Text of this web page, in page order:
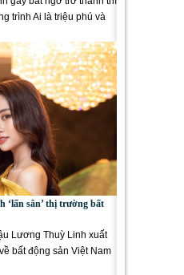
trình Ai là triệu phú và
‘lấn sân’ thị trường bất
Lương Thuỳ Linh xuất
bất động sản Việt Nam